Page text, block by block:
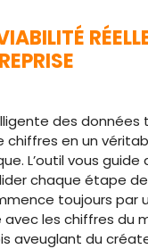
des données
en un
L’outil vous guide
chaque étape
toujours par
les chiffres du
aveuglant du